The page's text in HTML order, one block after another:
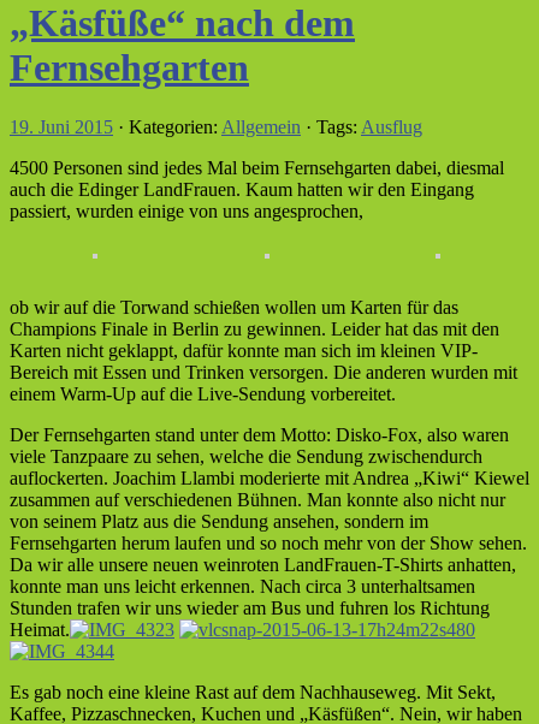
„Käsfüße“ nach dem
Fernsehgarten
19. Juni 2015 · Kategorien: Allgemein · Tags: Ausflug
4500 Personen sind jedes Mal beim Fernsehgarten dabei, diesmal
auch die Edinger LandFrauen. Kaum hatten wir den Eingang
passiert, wurden einige von uns angesprochen,
ob wir auf die Torwand schießen wollen um Karten für das
Champions Finale in Berlin zu gewinnen. Leider hat das mit den
Karten nicht geklappt, dafür konnte man sich im kleinen VIP-
Bereich mit Essen und Trinken versorgen. Die anderen wurden mit
einem Warm-Up auf die Live-Sendung vorbereitet.
Der Fernsehgarten stand unter dem Motto: Disko-Fox, also waren
viele Tanzpaare zu sehen, welche die Sendung zwischendurch
auflockerten. Joachim Llambi moderierte mit Andrea „Kiwi“ Kiewel
zusammen auf verschiedenen Bühnen. Man konnte also nicht nur
von seinem Platz aus die Sendung ansehen, sondern im
Fernsehgarten herum laufen und so noch mehr von der Show sehen.
Da wir alle unsere neuen weinroten LandFrauen-T-Shirts anhatten,
konnte man uns leicht erkennen. Nach circa 3 unterhaltsamen
Stunden trafen wir uns wieder am Bus und fuhren los Richtung
Heimat.
Es gab noch eine kleine Rast auf dem Nachhauseweg. Mit Sekt,
Kaffee, Pizzaschnecken, Kuchen und „Käsfüßen“. Nein, wir haben